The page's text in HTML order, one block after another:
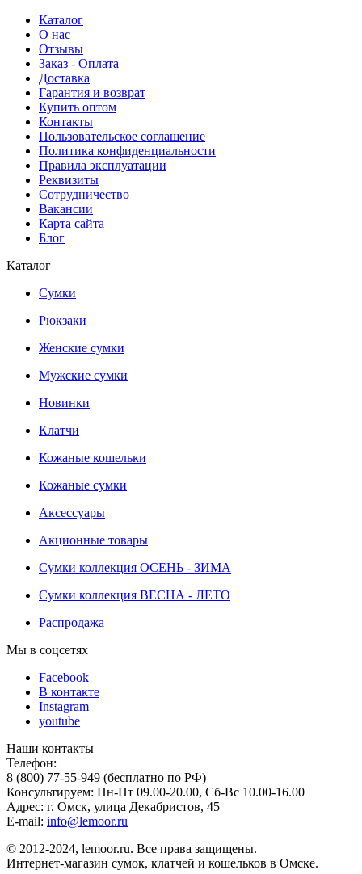
Каталог
О нас
Отзывы
Заказ - Оплата
Доставка
Гарантия и возврат
Купить оптом
Контакты
Пользовательское соглашение
Политика конфиденциальности
Правила эксплуатации
Реквизиты
Сотрудничество
Вакансии
Карта сайта
Блог
Каталог
Сумки
Рюкзаки
Женские сумки
Мужские сумки
Новинки
Клатчи
Кожаные кошельки
Кожаные сумки
Аксессуары
Акционные товары
Сумки коллекция ОСЕНЬ - ЗИМА
Сумки коллекция ВЕСНА - ЛЕТО
Распродажа
Мы в соцсетях
Facebook
В контакте
Instagram
youtube
Наши контакты
Телефон:
8 (800) 77-55-949 (бесплатно по РФ)
Консультируем: Пн-Пт 09.00-20.00, Сб-Вс 10.00-16.00
Адрес: г. Омск, улица Декабристов, 45
E-mail: info@lemoor.ru
© 2012-2024, lemoor.ru. Все права защищены.
Интернет-магазин сумок, клатчей и кошельков в Омске.